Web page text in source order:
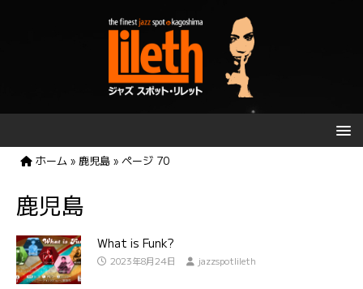
ホーム » 鹿児島 » ページ 70
鹿児島
What is Funk?
2023年8月24日 jazzspotlileth